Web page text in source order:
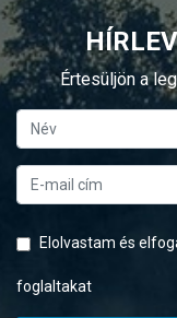
Értesüljön a
Elolvastam és
foglaltakat